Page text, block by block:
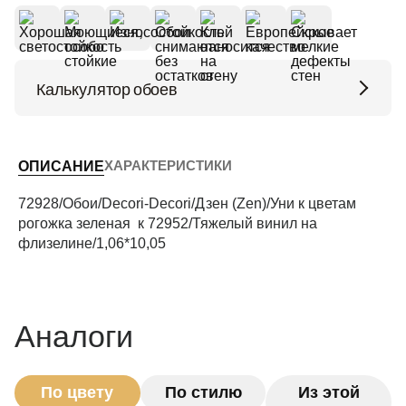
Калькулятор обоев
Периметр комнаты (м)
ОПИСАНИЕХАРАКТЕРИСТИКИ
72928/Обои/Decori-Decori/Дзен (Zen)/Уни к цветам
рогожка зеленая к 72952/Тяжелый винил на
флизелине/1,06*10,05
Аналоги
По цвету По стилю
Из этой